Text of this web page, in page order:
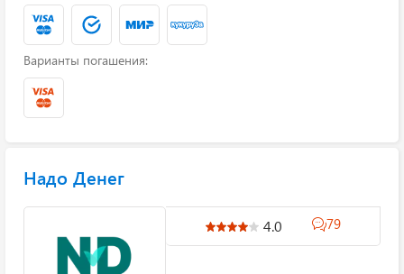
Варианты погашения:
Надо Денег
4.0 79